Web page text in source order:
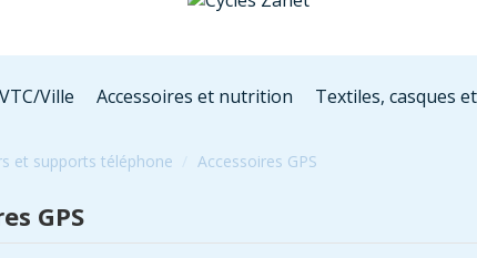
VTC/Ville Accessoires et nutrition Textiles, casques
et supports téléphone Accessoires GPS
GPS